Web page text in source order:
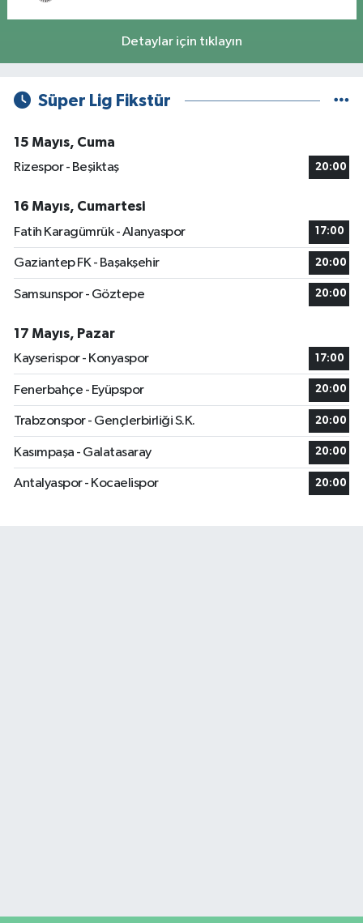
Detaylar için tıklayın
Süper Lig Fikstür
15 Mayıs, Cuma
Rizespor - Beşiktaş
20:00
16 Mayıs, Cumartesi
Fatih Karagümrük - Alanyaspor
17:00
Gaziantep FK - Başakşehir 20:00
Samsunspor - Göztepe 20:00
17 Mayıs, Pazar
Kayserispor - Konyaspor
17:00
Fenerbahçe - Eyüpspor 20:00
Trabzonspor - Gençlerbirliği S.K. 20:00
Kasımpaşa - Galatasaray 20:00
Antalyaspor - Kocaelispor 20:00